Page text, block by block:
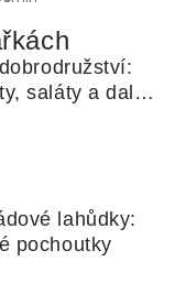
saláty a další
lahůdky:
pochoutky